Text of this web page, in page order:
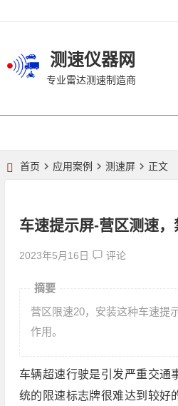
测速仪器网
专业雷达测速制造商
首页 应用案例 测速屏 正文
车速提示屏-营区测速，
2023年5月16日 评论
摘要
营区限速20，安装这种车速提
作用。
车辆超速行驶是引发严重交通
统的限速标志牌很难达到较好